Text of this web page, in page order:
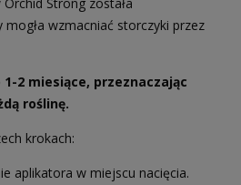
wzmacniać storczyki przez
2 miesiące, przeznaczając
roślinę.
krokach:
aplikatora w miejscu nacięcia.